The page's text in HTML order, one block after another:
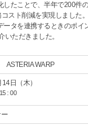
したことで、半年で200件
スト削減を実現しました
ータを連携するときのポイ
いただきました。
ASTERIA WARP
日（木）
: 00